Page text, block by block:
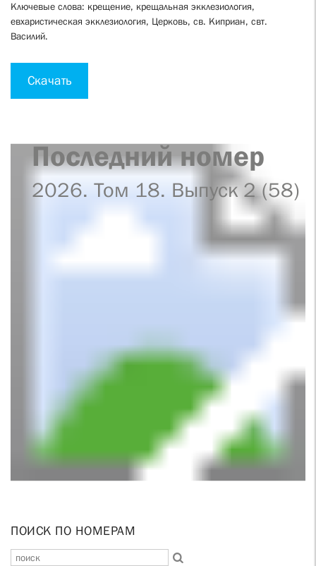
Ключевые слова: крещение, крещальная экклезиология,
евхаристическая экклезиология, Церковь, св. Киприан, свт.
Василий.
Скачать
Последний номер
2026. Том 18. Выпуск 2 (58)
ПОИСК ПО НОМЕРАМ